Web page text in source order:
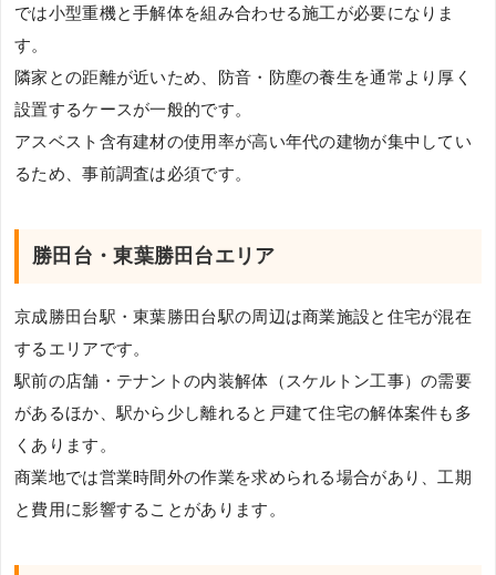
では小型重機と手解体を組み合わせる施工が必要になりま
す。
隣家との距離が近いため、防音・防塵の養生を通常より厚く
設置するケースが一般的です。
アスベスト含有建材の使用率が高い年代の建物が集中してい
るため、事前調査は必須です。
勝田台・東葉勝田台エリア
京成勝田台駅・東葉勝田台駅の周辺は商業施設と住宅が混在
するエリアです。
駅前の店舗・テナントの内装解体（スケルトン工事）の需要
があるほか、駅から少し離れると戸建て住宅の解体案件も多
くあります。
商業地では営業時間外の作業を求められる場合があり、工期
と費用に影響することがあります。